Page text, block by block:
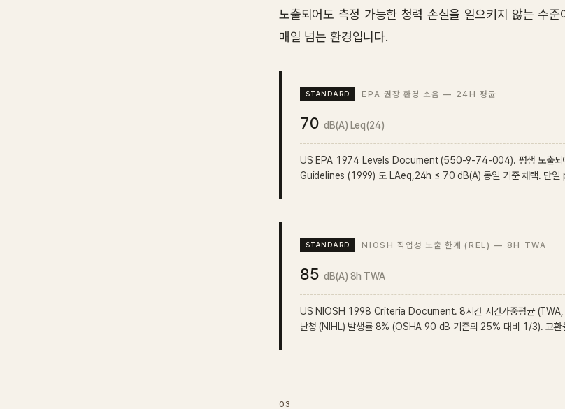
노출되어도 측정 가능한 청력 손실을 일으키지 않는 수
매일 넘는 환경입니다.
EPA 권장 환경 소음 — 24H 평균
70 dB(A) Leq(24)
US EPA 1974 Levels Document (550-9-74-004). 평생 노출되
Guidelines (1999) 도 LAeq,24h ≤ 70 dB(A) 동일 기준 채택. 단일
NIOSH 직업성 노출 한계 (REL) — 8H TWA
85 dB(A) 8h TWA
US NIOSH 1998 Criteria Document. 8시간 시간가중평균
난청 (NIHL) 발생률 8% (OSHA 90 dB 기준의 25% 대비 1/3). 교환